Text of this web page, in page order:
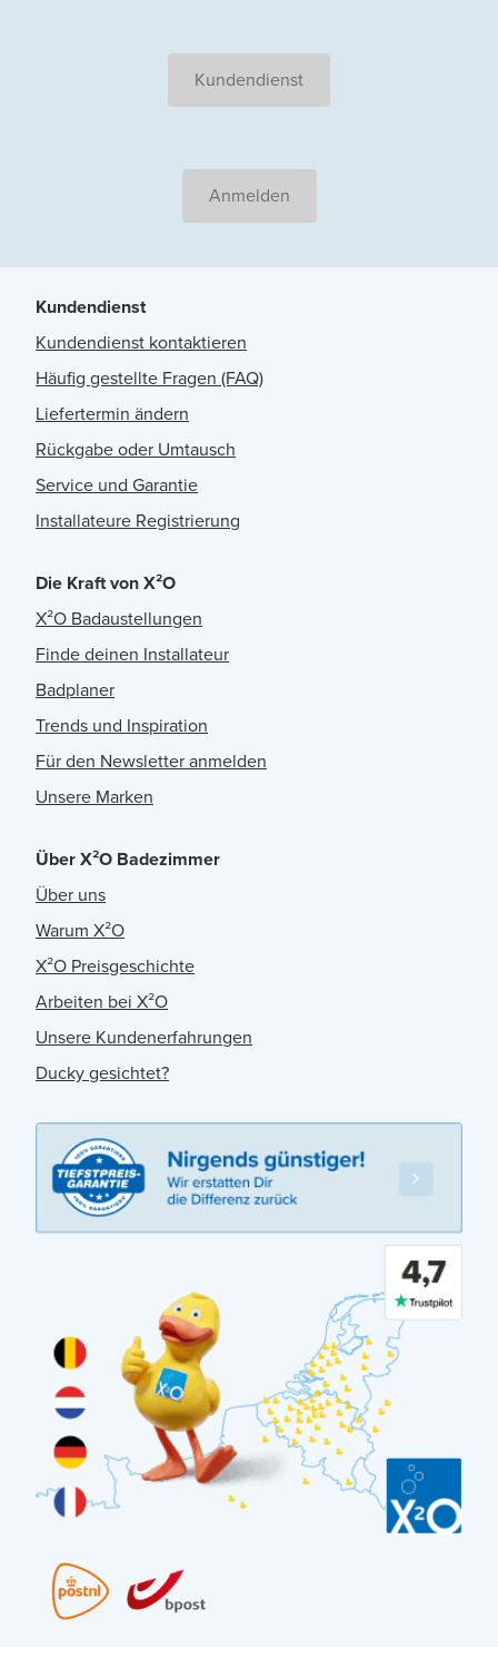
Kundendienst
Anmelden
Kundendienst
Kundendienst kontaktieren
Häufig gestellte Fragen (FAQ)
Liefertermin ändern
Rückgabe oder Umtausch
Service und Garantie
Installateure Registrierung
Die Kraft von X²O
X²O Badaustellungen
Finde deinen Installateur
Badplaner
Trends und Inspiration
Für den Newsletter anmelden
Unsere Marken
Über X²O Badezimmer
Über uns
Warum X²O
X²O Preisgeschichte
Arbeiten bei X²O
Unsere Kundenerfahrungen
Ducky gesichtet?